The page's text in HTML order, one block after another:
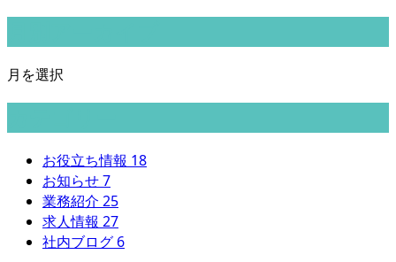
月を選択
お役立ち情報 18
お知らせ7
業務紹介 25
求人情報 27
社内ブログ 6